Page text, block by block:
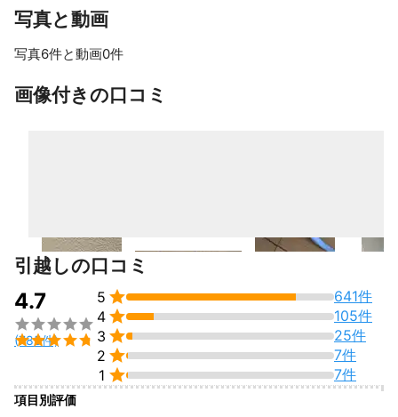
ております。
当日のトラブルを防ぐため、事前にお荷物のサイズや写真を拝見
いいたします。
【ご予約に関する重要事項】
ご予約の際は、可能な限り複数の日程候補をご提示いただけます
と、希望のお時間に対応しやすくなりますので、あわせてご確認
写真と動画
写真6件と動画0件
画像付きの口コミ
引越しの口コミ
4.7


(785件)
5 
641件
4 
105件
3 
25件
2 
7件
1  7件
項目別評価